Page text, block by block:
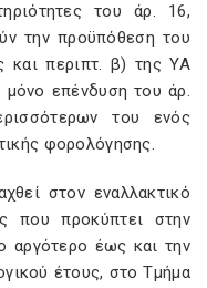
του άρ. 16,
την προϋπόθεση του
και περιπτ. β) της ΥΑ
επένδυση του άρ.
του ενός
φορολόγησης.
στον εναλλακτικό
που προκύπτει στην
αργότερο έως και την
έτους, στο Τμήμα